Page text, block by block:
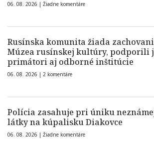
06. 08. 2026 | Žiadne komentáre
Rusínska komunita žiada
Múzea rusínskej kultúry, podporili
primátori aj odborné inštitúcie
06. 08. 2026 | 2 komentáre
Polícia zasahuje pri úniku
látky na kúpalisku Diakovce
06. 08. 2026 | Žiadne komentáre